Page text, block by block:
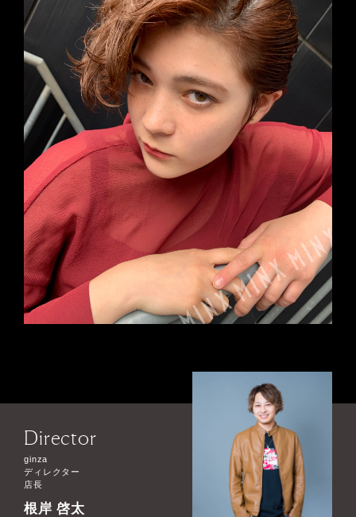
Director
ginza
ディレクター
店長
根岸 啓太